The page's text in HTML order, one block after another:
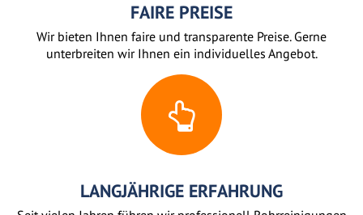
FAIRE PREISE
Wir bieten Ihnen faire und transparente Preise. Gerne
unterbreiten wir Ihnen ein individuelles Angebot.
LANGJÄHRIGE ERFAHRUNG